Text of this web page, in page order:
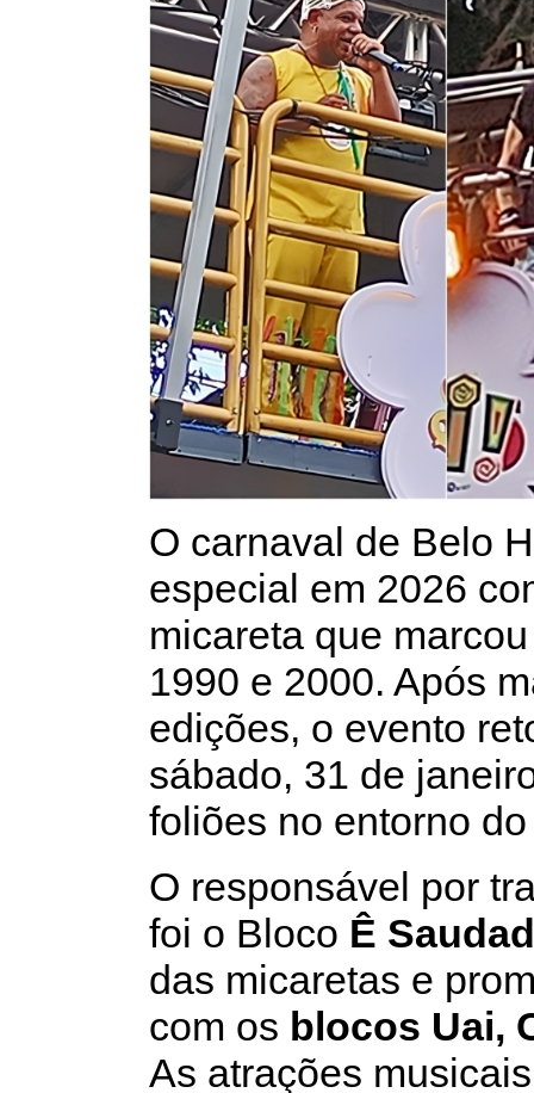
O carnaval de Belo
especial em 2026
micareta que
1990 e 2000. Após
edições, o evento
sábado, 31 de
foliões no entorno
O responsável por
foi o Bloco Ê
das micaretas e
com os blocos Uai,
As atrações